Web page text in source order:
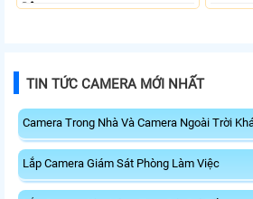
Động.
TIN TỨC CAMERA MỚI NHẤT
Camera Trong Nhà Và Camera Ngoài Trời
Lắp Camera Giám Sát Phòng Làm Việc